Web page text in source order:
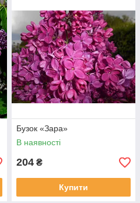
Бузок «Зара»
В наявності
204 ₴
Купити